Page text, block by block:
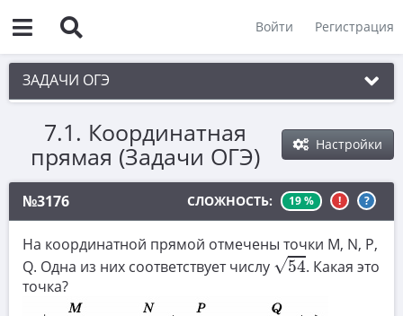
Войти Регистрация
ЗАДАЧИ ОГЭ
1. Практическая задача 1-5
2. См. раздел 1
3. См. раздел 1
5. См. раздел 1
6. Вычисления с дробями
Настройки
7.1. Координатная
прямая (Задачи ОГЭ)
№3176 СЛОЖНОСТЬ: 19 % ! ?
На координатной прямой отмечены точки M, N, P,
Q. Одна из них соответствует числу √54
54
. Какая это
точка?